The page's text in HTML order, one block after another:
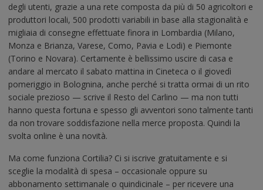
degli utenti, grazie a una rete composta da più di 50 agricoltori e
produttori locali, 500 prodotti variabili in base alla stagionalità e
migliaia di consegne effettuate finora in Lombardia (Milano,
Monza e Brianza, Varese, Como, Pavia e Lodi) e Piemonte
(Torino e Novara). Certamente è bellissimo uscire di casa e
andare al mercato il sabato mattina in Cineteca o il giovedì
pomeriggio in Bolognina, anche perché si tratta ormai di un rito
sociale prezioso — scrive il Resto del Carlino — ma non tutti
hanno questa fortuna e spesso gli avventori sono talmente tanti
da non trovare soddisfazione nella merce proposta. Quindi la
svolta online è una novità.
Ma come funziona Cortilia? Ci si iscrive gratuitamente e si
sceglie la modalità di spesa – occasionale oppure su
abbonamento settimanale o quindicinale – per ricevere una